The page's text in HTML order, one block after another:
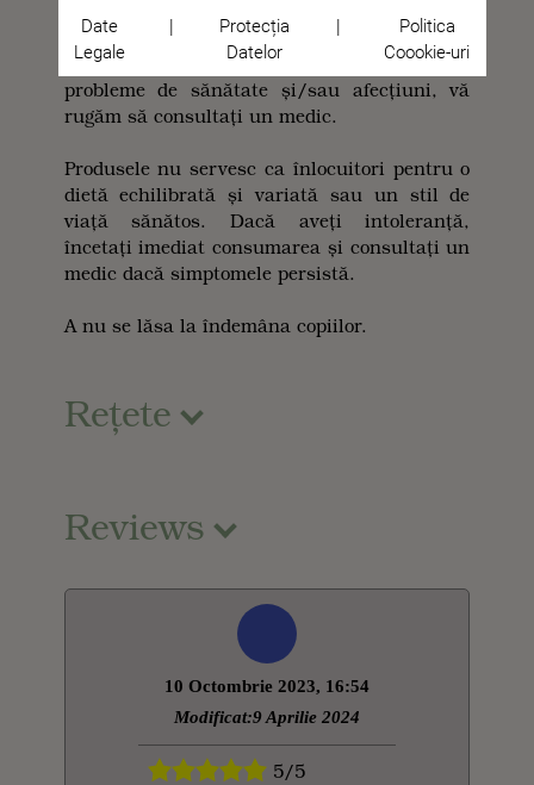
noastre nu conțin nicio promisiune de
vindecare sau eficacitate. Dacă aveți
probleme de sănătate și/sau afecțiuni, vă
rugăm să consultați un medic.
Produsele nu servesc ca înlocuitori pentru o
dietă echilibrată și variată sau un stil de
viață sănătos. Dacă aveți intoleranță,
încetați imediat consumarea și consultați un
medic dacă simptomele persistă.
A nu se lăsa la îndemâna copiilor.
Rețete
Reviews
10 Octombrie 2023, 16:54
Modificat:9 Aprilie 2024
5/5
Date
Legale
|
Protecția
Datelor
|
Politica
Coookie-uri